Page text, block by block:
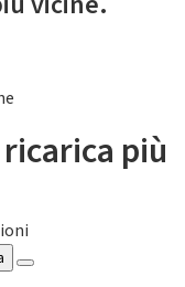
più